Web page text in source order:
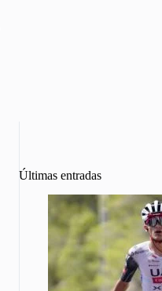
Últimas entradas